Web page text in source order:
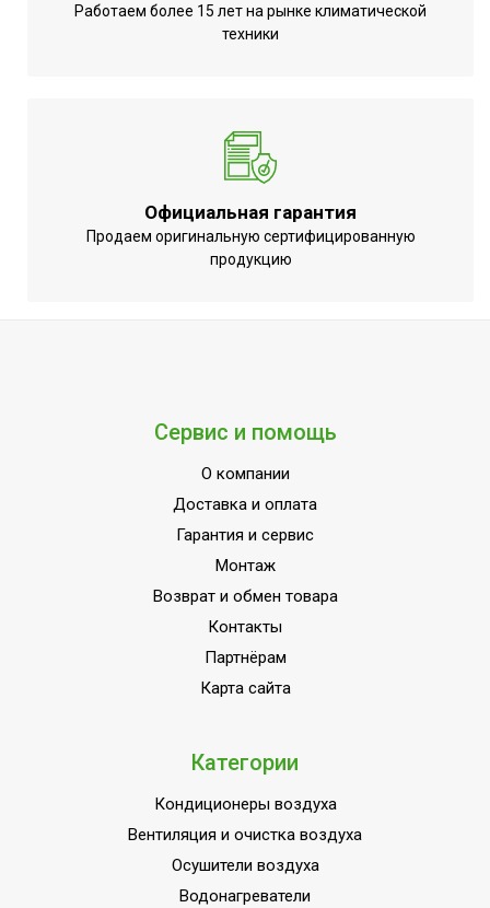
Работаем более 15 лет на рынке климатической
техники
Официальная гарантия
Продаем оригинальную сертифицированную
продукцию
Сервис и помощь
О компании
Доставка и оплата
Гарантия и сервис
Монтаж
Возврат и обмен товара
Контакты
Партнёрам
Карта сайта
Категории
Кондиционеры воздуха
Вентиляция и очистка воздуха
Осушители воздуха
Водонагреватели